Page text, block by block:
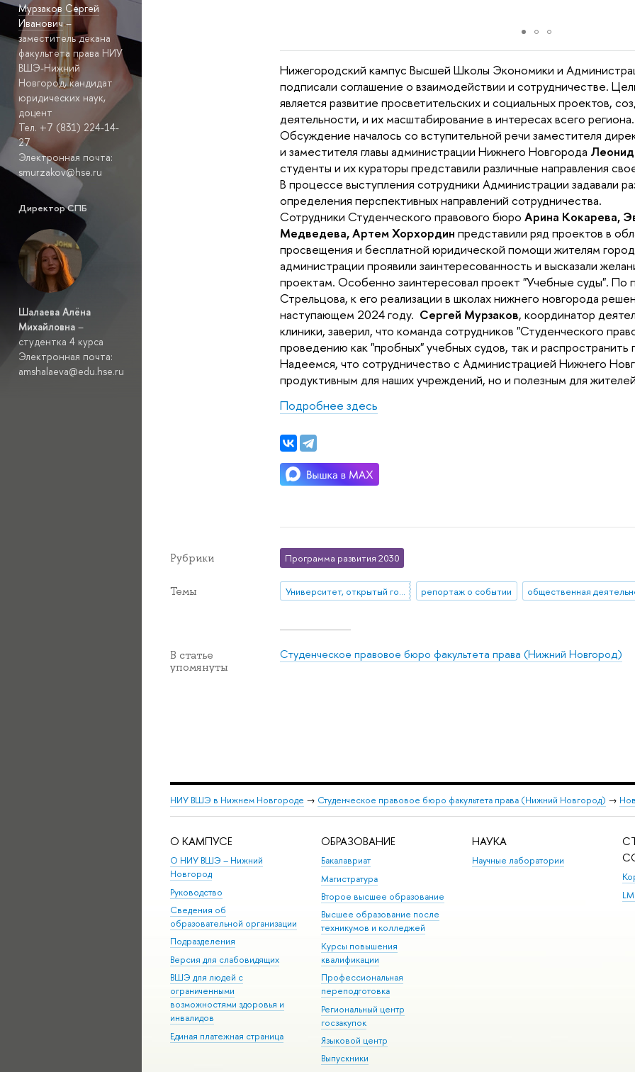
Мурзаков Сергей
Иванович–
заместитель декана
факультета права НИУ
ВШЭ-Нижний
Новгород, кандидат
юридических наук,
доцент
Тел. +7 (831) 224-14-
27
Электронная почта:
smurzakov@hse.ru
Директор СПБ
Шалаева Алёна
Михайловна –
студентка 4 курса
Электронная почта:
amshalaeva@edu.hse.ru
Нижегородский кампус Высшей Школы Экономики и
подписали соглашение о взаимодействии и сотрудничестве.
является развитие просветительских и социальных проектов,
деятельности, и их масштабирование в интересах всего региона.
Обсуждение началось со вступительной речи заместителя
и заместителя главы администрации Нижнего Новгорода
студенты и их кураторы представили различные направления
В процессе выступления сотрудники Администрации задавали
определения перспективных направлений сотрудничества.
Сотрудники Студенческого правового бюроАрина Кокарева,
Медведева, АртемХорхордин представили ряд проектов в
просвещения и бесплатной юридической помощи жителям
администрации проявили заинтересованность и высказали
проектам. Особенно заинтересовал проект "Учебные суды".
Стрельцова, к его реализации в школах нижнего новгорода
наступающем 2024 году. Сергей Мурзаков, координатор
клиники, заверил, что команда сотрудников "Студенческого
проведению как "пробных" учебных судов, так и распространить
Надеемся, что сотрудничество с Администрацией Нижнего
продуктивным для наших учреждений, но и полезным для
Подробнее здесь
Рубрики Программа развития 2030
Темы репортаж о событии
В статье
упомянуты
Студенческое правовое бюро факультета права (Нижний Новгород)
НИУ ВШЭ в Нижнем Новгороде → Студенческое правовое бюро факультета права (Нижний Новгород) →
О КАМПУСЕ
О НИУ ВШЭ – Нижний
Новгород
Руководство
Сведения об
образовательной организации
Подразделения
Версия для слабовидящих
ВШЭ для людей с
ограниченными
возможностями здоровья и
инвалидов
Единая платежная страница
ОБРАЗОВАНИЕ
Бакалавриат
Магистратура
Второе высшее образование
Высшее образование после
техникумов и колледжей
Курсы повышения
квалификации
Профессиональная
переподготовка
Региональный центр
госзакупок
Языковой центр
Выпускники
НАУКА
Научные лаборатории